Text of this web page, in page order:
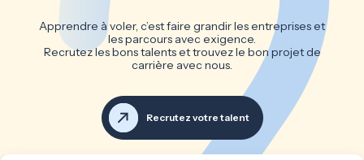
Apprendre à voler, c’est faire grandir les entreprises et
les parcours avec exigence.
Recrutez les bons talents et trouvez le bon projet de
carrière avec nous.
Recrutez votre talent